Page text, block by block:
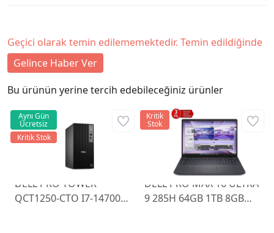
Geçici olarak temin edilememektedir. Temin edildiğinde
Gelince Haber Ver
Bu ürünün yerine tercih edebileceğiniz ürünler
DELL PRO TOWER
QCT1250-CTO I7-14700
Aynı Gün
Ücretsiz
Kritik Stok
DELL PRO MAX 16 ULTRA
9 285H 64GB 1TB 8GB
Kritik
Stok